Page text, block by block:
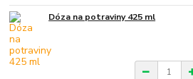
Dóza na potraviny 425 ml